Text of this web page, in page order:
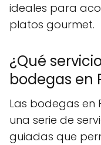
ideales para
platos gourmet.
¿Qué
bodegas en
Las bodegas en
una serie de
guiadas que